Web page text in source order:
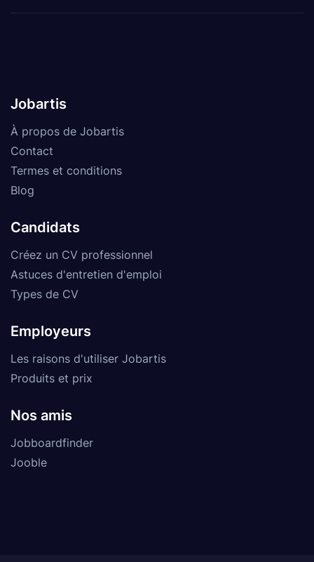
Jobartis
À propos de Jobartis
Contact
Termes et conditions
Blog
Candidats
Créez un CV professionnel
Astuces d'entretien d'emploi
Types de CV
Employeurs
Les raisons d'utiliser Jobartis
Produits et prix
Nos amis
Jobboardfinder
Jooble